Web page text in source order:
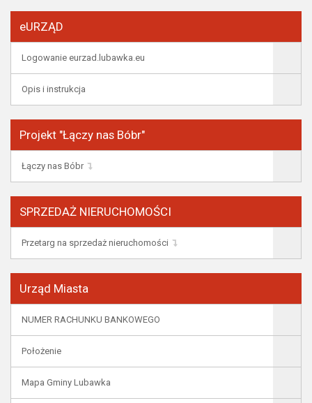
eURZĄD
Logowanie eurzad.lubawka.eu
Opis i instrukcja
Projekt "Łączy nas Bóbr"
Łączy nas Bóbr
SPRZEDAŻ NIERUCHOMOŚCI
Przetarg na sprzedaż nieruchomości
Urząd Miasta
NUMER RACHUNKU BANKOWEGO
Położenie
Mapa Gminy Lubawka